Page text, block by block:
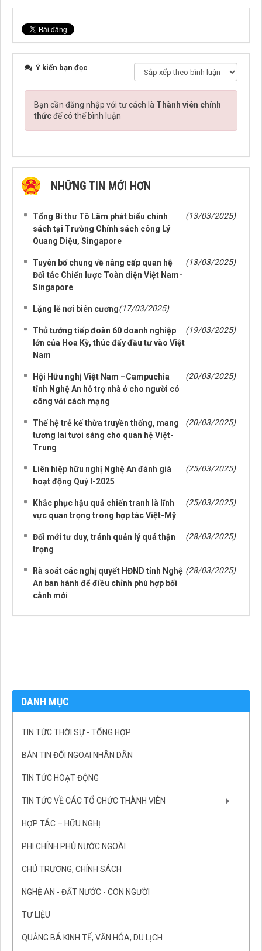
Ý kiến bạn đọc
Bạn cần đăng nhập với tư cách là Thành viên chính
thứcđể có thể bình luận
NHỮNG TIN MỚI HƠN
Tổng Bí thư Tô Lâm phát biểu chính
sách tại Trường Chính sách công Lý
Quang Diệu, Singapore
(13/03/2025)
Tuyên bố chung về nâng cấp quan hệ
Đối tác Chiến lược Toàn diện Việt Nam-
Singapore
(13/03/2025)
Lặng lẽ nơi biên cương(17/03/2025)
Thủ tướng tiếp đoàn 60 doanh nghiệp
lớn của Hoa Kỳ, thúc đẩy đầu tư vào Việt
Nam
(19/03/2025)
Hội Hữu nghị Việt Nam –Campuchia
tỉnh Nghệ An hỗ trợ nhà ở cho người có
công với cách mạng
(20/03/2025)
Thế hệ trẻ kế thừa truyền thống, mang
tương lai tươi sáng cho quan hệ Việt-
Trung
(20/03/2025)
Liên hiệp hữu nghị Nghệ An đánh giá
hoạt động Quý I-2025
(25/03/2025)
Khắc phục hậu quả chiến tranh là lĩnh
vực quan trọng trong hợp tác Việt-Mỹ
(25/03/2025)
Đổi mới tư duy, tránh quản lý quá thận
trọng
(28/03/2025)
Rà soát các nghị quyết HĐND tỉnh Nghệ
An ban hành để điều chỉnh phù hợp bối
cảnh mới
(28/03/2025)
DANH MỤC
TIN TỨC THỜI SỰ - TỔNG HỢP
BẢN TIN ĐỐI NGOẠI NHÂN DÂN
TIN TỨC HOẠT ĐỘNG
TIN TỨC VỀ CÁC TỔ CHỨC THÀNH VIÊN
HỢP TÁC – HỮU NGHỊ
PHI CHÍNH PHỦ NƯỚC NGOÀI
CHỦ TRƯƠNG, CHÍNH SÁCH
NGHỆ AN - ĐẤT NƯỚC - CON NGƯỜI
TƯ LIỆU
QUẢNG BÁ KINH TẾ, VĂN HÓA, DU LỊCH